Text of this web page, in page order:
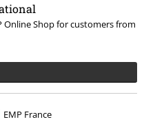
Online Shop for customers from
EMP France